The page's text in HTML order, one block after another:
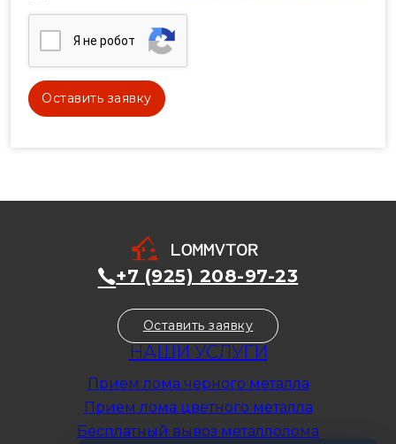
Я нe poбoт
НАШИ УСЛУГИ
Прием лома черного металла
Прием лома цветного металла
Бесплатный вывоз металлолома
+7 (925) 208-97-23
Оставить заявку